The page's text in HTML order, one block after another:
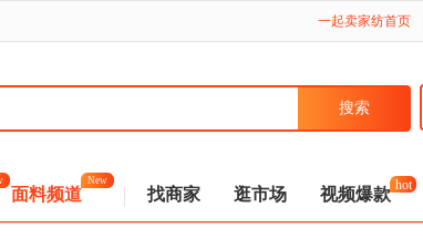
一起卖家纺首页
面料频道
New
找商家 逛市场 视频爆款 hot